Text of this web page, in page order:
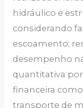
hidráulico e
considerando
escoamento;
desempenho
quantitativa
financeira
transporte de